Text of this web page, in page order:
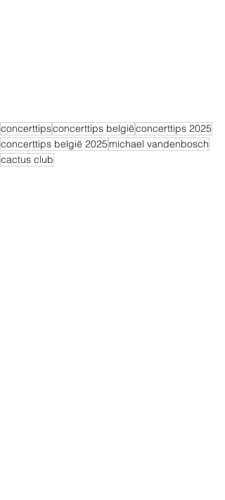
concerttipsconcerttips belgiëconcerttips 2025
concerttips belgië 2025michael vandenbosch
cactus club